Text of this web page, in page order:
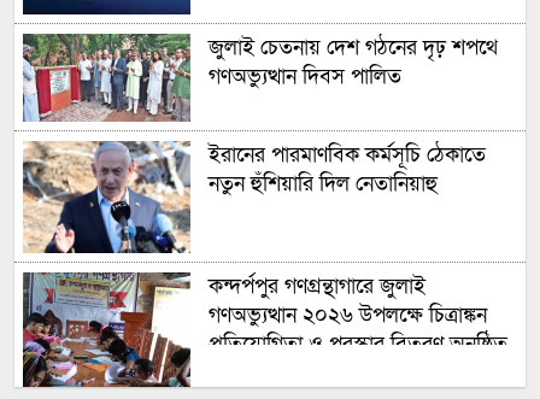
জুলাই চেতনায় দেশ গঠনের দৃঢ় শপথে
গণঅভ্যুত্থান দিবস পালিত
ইরানের পারমাণবিক কর্মসূচি ঠেকাতে
নতুন হুঁশিয়ারি দিল নেতানিয়াহু
কন্দর্পপুর গণগ্রন্থাগারে জুলাই
গণঅভ্যুত্থান ২০২৬ উপলক্ষে চিত্রাঙ্কন
প্রতিযোগিতা ও পুরস্কার বিতরণ অনুষ্ঠিত